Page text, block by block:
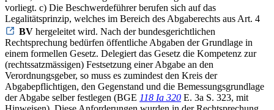
vorliegt. c) Die Beschwerdeführer berufen sich auf das
Legalitätsprinzip, welches im Bereich des Abgaberechts aus Art. 4
BV hergeleitet wird. Nach der bundesgerichtlichen
Rechtsprechung bedürfen öffentliche Abgaben der Grundlage in
einem formellen Gesetz. Delegiert das Gesetz die Kompetenz zur
(rechtssatzmässigen) Festsetzung einer Abgabe an den
Verordnungsgeber, so muss es zumindest den Kreis der
Abgabepflichtigen, den Gegenstand und die Bemessungsgrundlage
der Abgabe selber festlegen (BGE 118 Ia 320 E. 3a S. 323, mit